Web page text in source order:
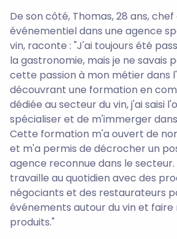
De son côté, Thomas, 28 ans,
événementiel dans une agence
vin, raconte : "J'ai toujours été
la gastronomie, mais je ne savais
cette passion à mon métier dans
découvrant une formation en
dédiée au secteur du vin, j'ai saisi
spécialiser et de m'immerger
Cette formation m'a ouvert de
et m'a permis de décrocher un
agence reconnue dans le secteur.
travaille au quotidien avec des
négociants et des restaurateurs
événements autour du vin et faire
produits."